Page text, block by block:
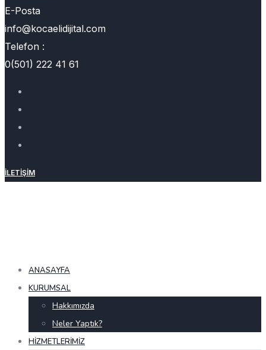
E-Posta
info@kocaelidijital.com
Telefon :
0(501) 222 41 61
İLETIŞIM
ANASAYFA
KURUMSAL
Hakkımızda
Neler Yaptık?
HIZMETLERIMIZ